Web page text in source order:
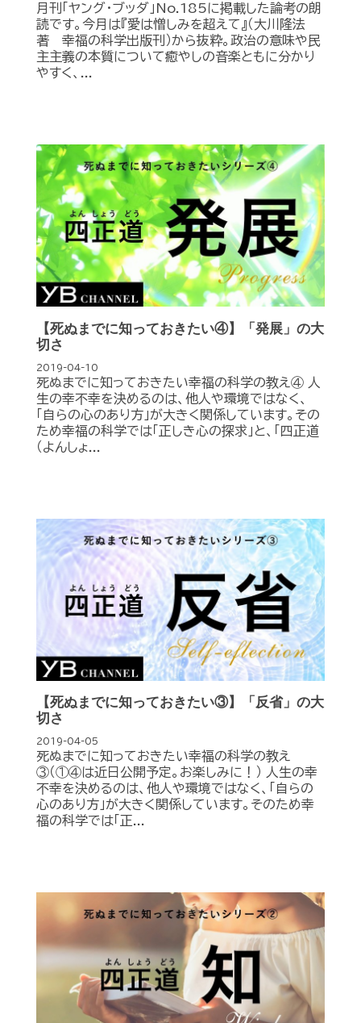
月刊「ヤング・ブッダ」No.185に掲載した論考の朗
読です。今月は『愛は憎しみを超えて』（大川隆法
著 幸福の科学出版刊）から抜粋。政治の意味や民
主主義の本質について癒やしの音楽ともに分かり
やすく、...
【死ぬまでに知っておきたい④】「発展」の大
切さ
2019-04-10
死ぬまでに知っておきたい幸福の科学の教え④ 人
生の幸不幸を決めるのは、他人や環境ではなく、
「自らの心のあり方」が大きく関係しています。その
ため幸福の科学では「正しき心の探求」と、「四正道
（よんしょ...
【死ぬまでに知っておきたい③】「反省」の大
切さ
2019-04-05
死ぬまでに知っておきたい幸福の科学の教え
③（①④は近日公開予定。お楽しみに！） 人生の幸
不幸を決めるのは、他人や環境ではなく、「自らの
心のあり方」が大きく関係しています。そのため幸
福の科学では「正...